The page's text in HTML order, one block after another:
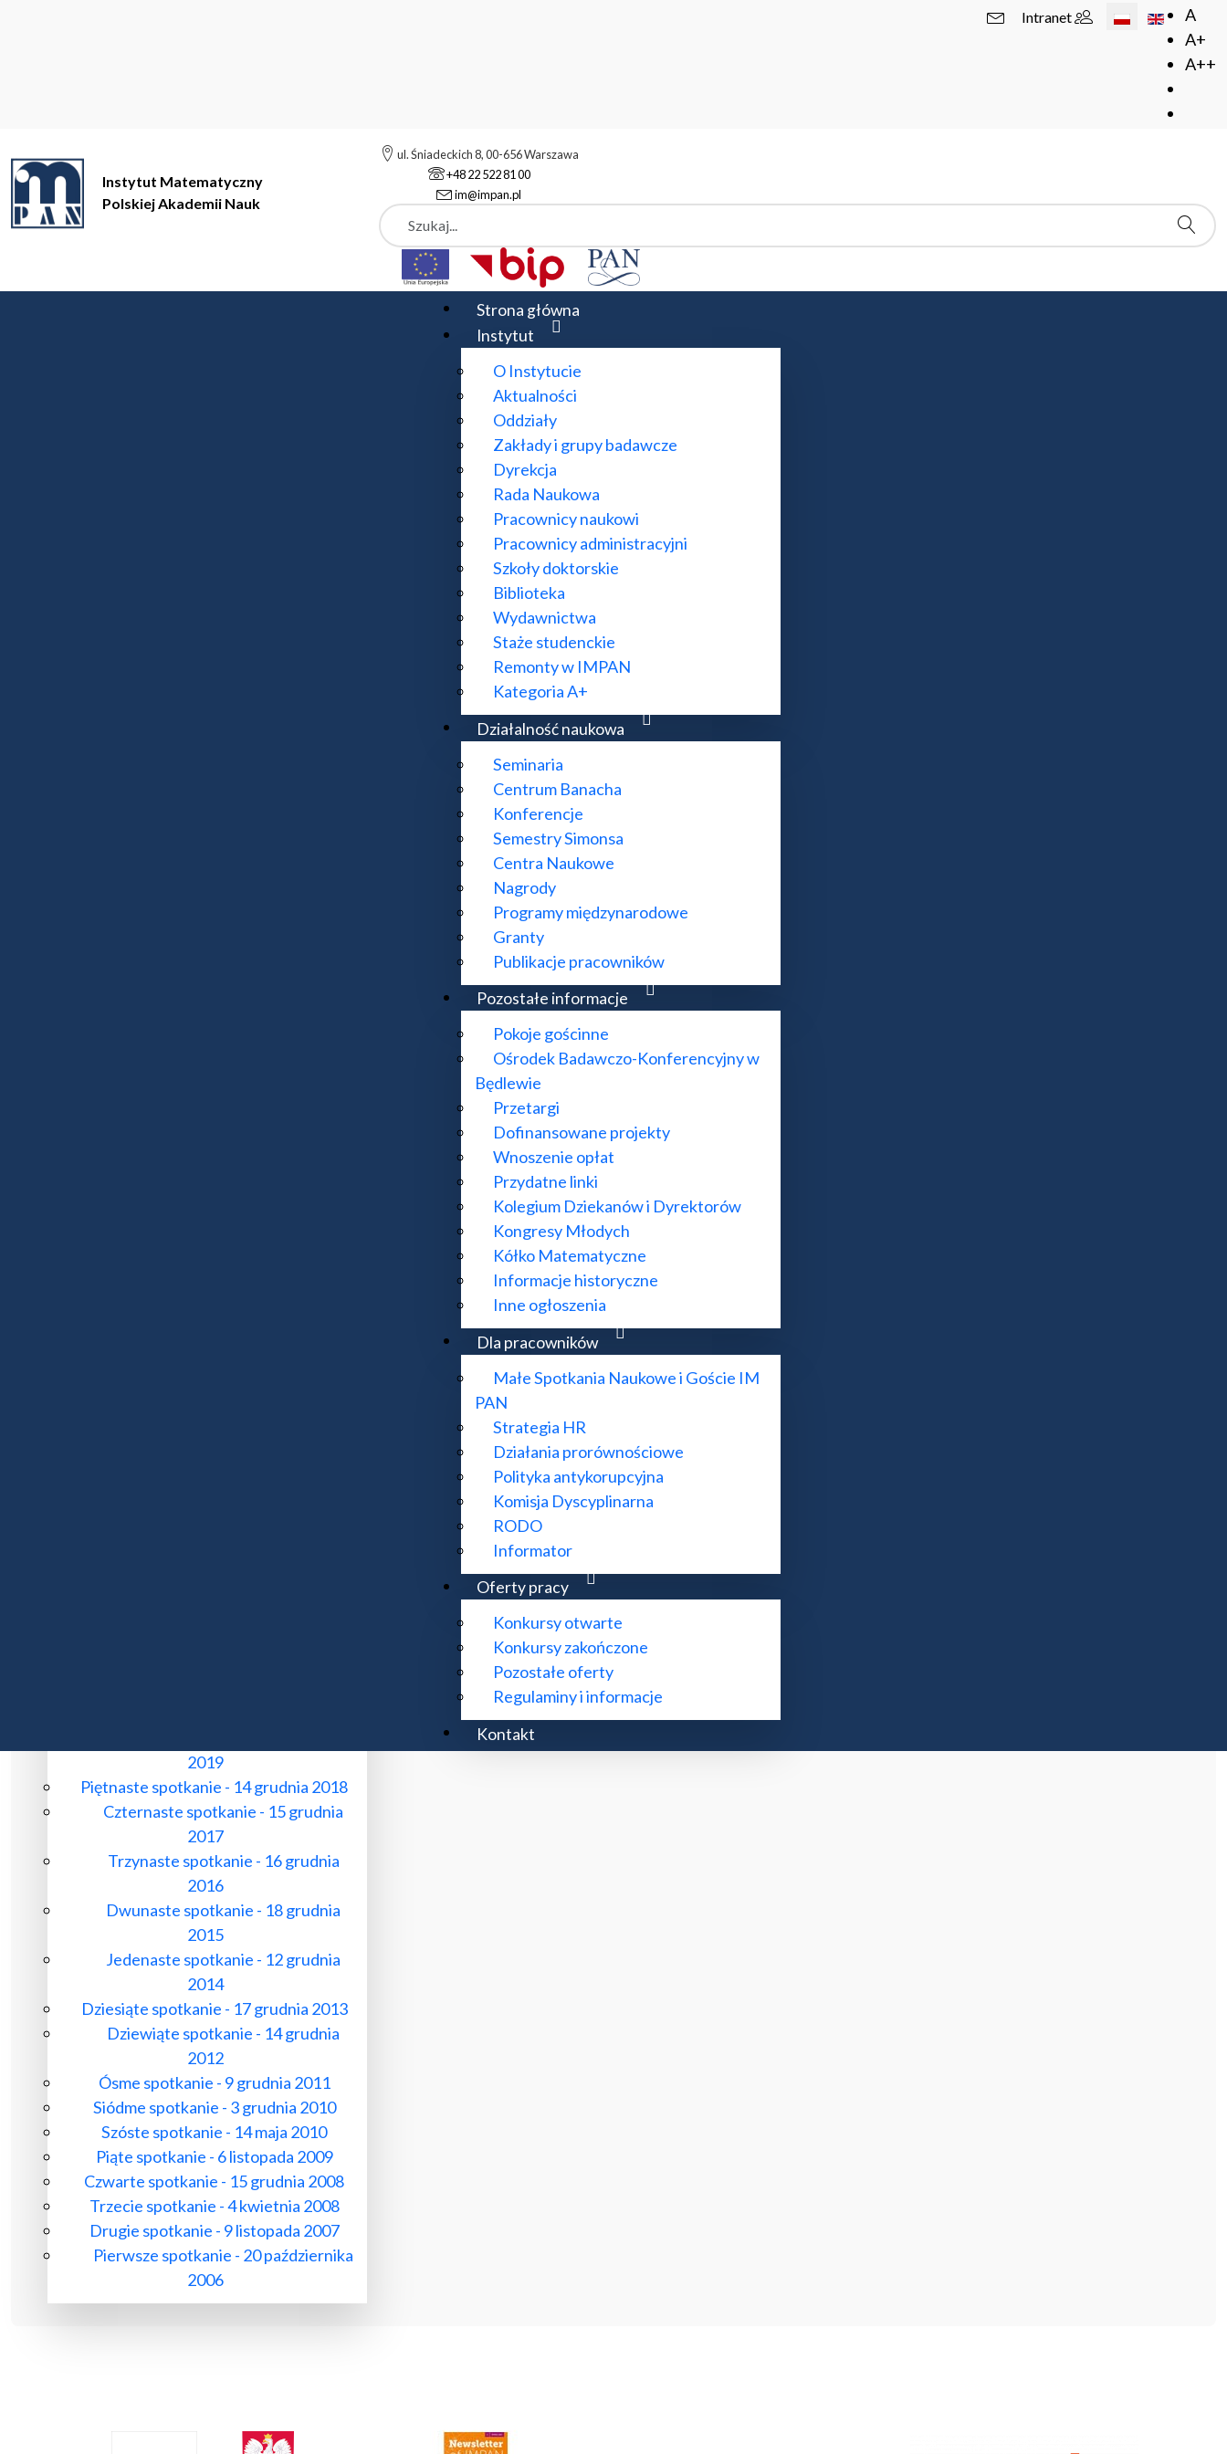
A
A+
A++
Wybierz swój język
Intranet
Instytut Matematyczny
Polskiej Akademii Nauk
ul. Śniadeckich 8, 00-656 Warszawa
+48 22 522 81 00
im@impan.pl
Szukaj
Strona główna
Instytut
O Instytucie
Aktualności
Oddziały
Zakłady i grupy badawcze
Dyrekcja
Rada Naukowa
Pracownicy naukowi
Pracownicy administracyjni
Szkoły doktorskie
Biblioteka
Wydawnictwa
Staże studenckie
Remonty w IMPAN
Kategoria A+
Działalność naukowa
Seminaria
Centrum Banacha
Konferencje
Semestry Simonsa
Centra Naukowe
Nagrody
Programy międzynarodowe
Granty
Publikacje pracowników
Pozostałe informacje
Pokoje gościnne
Ośrodek Badawczo-Konferencyjny w
Będlewie
Przetargi
Dofinansowane projekty
Wnoszenie opłat
Przydatne linki
Kolegium Dziekanów i Dyrektorów
Kongresy Młodych
Kółko Matematyczne
Informacje historyczne
Inne ogłoszenia
Dla pracowników
Małe Spotkania Naukowe i Goście IM
PAN
Strategia HR
Działania prorównościowe
Polityka antykorupcyjna
Komisja Dyscyplinarna
RODO
Informator
Oferty pracy
Konkursy otwarte
Konkursy zakończone
Pozostałe oferty
Regulaminy i informacje
Kontakt
Cele
Spotkania
2019
Piętnaste spotkanie - 14 grudnia 2018
Czternaste spotkanie - 15 grudnia
2017
Trzynaste spotkanie - 16 grudnia
2016
Dwunaste spotkanie - 18 grudnia
2015
Jedenaste spotkanie - 12 grudnia
2014
Dziesiąte spotkanie - 17 grudnia 2013
Dziewiąte spotkanie - 14 grudnia
2012
Ósme spotkanie - 9 grudnia 2011
Siódme spotkanie - 3 grudnia 2010
Szóste spotkanie - 14 maja 2010
Piąte spotkanie - 6 listopada 2009
Czwarte spotkanie - 15 grudnia 2008
Trzecie spotkanie - 4 kwietnia 2008
Drugie spotkanie - 9 listopada 2007
Pierwsze spotkanie - 20 października
2006
Instytut Matematyczny Polskiej Akademii Nauk
Jednostki
Wydział Matematyki i Informatyki, Uniwersytet im. Adama Mickiewicza
Wydział Matematyki i Informatyki, Uniwersytet Mikołaja Kopernika
Wydział Matematyki, Informatyki i Mechaniki, Uniwersytet Warszawski
Wydział Matematyki, Informatyki i Ekonometrii, Uniwersytet Zielonogórski
Wydział Matematyki i Nauk Informacyjnych, Politechnika Warszawska
Wydział Fizyki Technicznej, Informatyki i Matematyki Stosowanej, Politechnika Łódzka
Wydział Matematyki Stosowanej, Akademia Górniczo-Hutnicza im Stanisława Staszica w Krakowie
Wydział Matematyki i Fizyki Stosowanej, Politechnika Rzeszowska
Wydział Matematyki i Informatyki, Uniwersytet Warmińsko-Mazurski
Instytut Matematyki, Uniwersytet Kardynała Stefana Wyszyńskiego
Wydział Nauk Ścisłych i Przyrodniczych. Uniwersytet Komisji Edukacji Narodowej